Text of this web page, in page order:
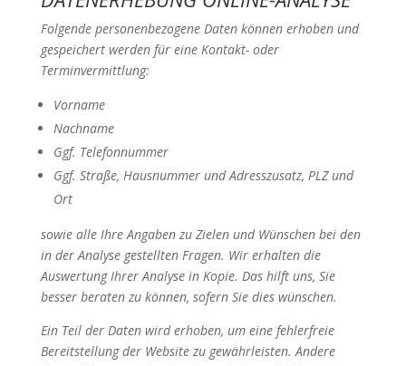
Folgende personenbezogene Daten können erhoben und
gespeichert werden für eine Kontakt- oder
Terminvermittlung:
Vorname
Nachname
Ggf. Telefonnummer
Ggf. Straße, Hausnummer und Adresszusatz, PLZ und
Ort
sowie alle Ihre Angaben zu Zielen und Wünschen bei den
in der Analyse gestellten Fragen. Wir erhalten die
Auswertung Ihrer Analyse in Kopie. Das hilft uns, Sie
besser beraten zu können, sofern Sie dies wünschen.
Ein Teil der Daten wird erhoben, um eine fehlerfreie
Bereitstellung der Website zu gewährleisten. Andere